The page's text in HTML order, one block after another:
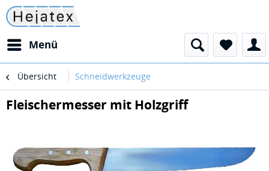
Menü
Übersicht Schneidwerkzeuge
Fleischermesser mit Holzgriff